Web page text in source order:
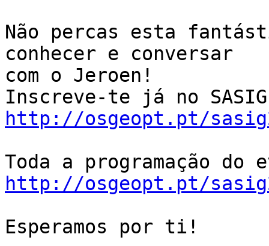
Não percas esta
conhecer e conversar
com o Jeroen!
http://osgeopt.pt/
http://osgeopt.pt/
Esperamos por ti!